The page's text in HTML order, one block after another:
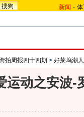
搜狗 新闻 -
拍周报四十四期 > 好莱坞潮
运动之安波-